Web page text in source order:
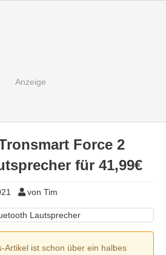
Force 2
für 41,99€
von Tim
Artikel ist schon über ein halbes